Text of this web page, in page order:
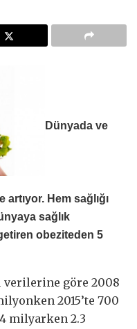
Dünyada ve
Hem sağlığı
sağlık
obeziteden 5
verilerine göre 2008
2015’te 700
milyarken 2.3